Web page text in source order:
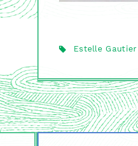
Estelle Gautier